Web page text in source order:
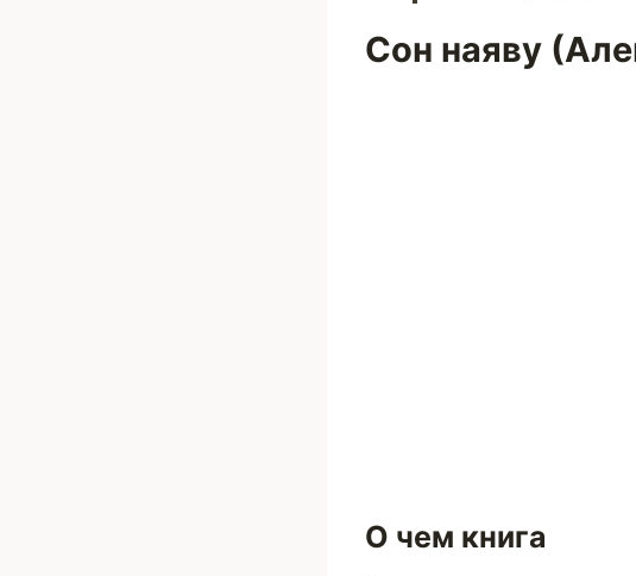
Сон наяву
О чем книга